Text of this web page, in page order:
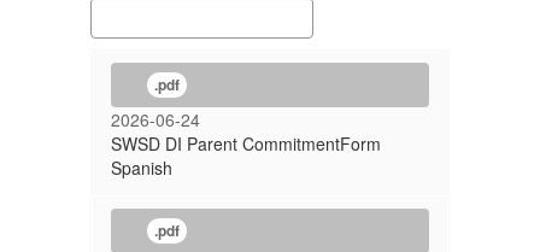
.pdf
2026-06-24
SWSD DI Parent CommitmentForm
Spanish
.pdf